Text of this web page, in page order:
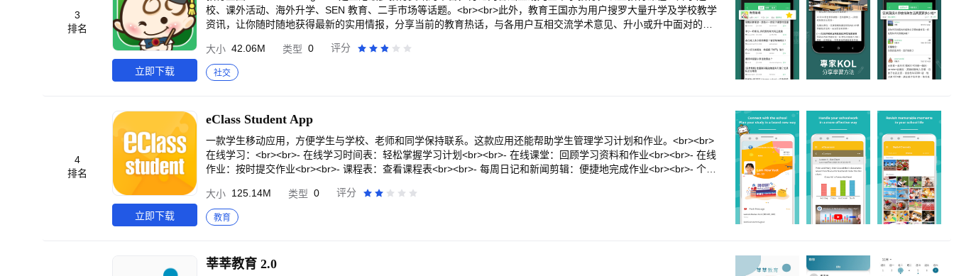
3
排名
立即下载
校、课外活动、海外升学、SEN 教育、二手市场等话题。<br><br>此外，教育王国亦为用户搜罗大量升学及学校教学
资讯，让你随时随地获得最新的实用情报，分享当前的教育热话，与各用户互相交流学术意见、升小或升中面对的问
或面对升中隐忧，都有各路家长分享经验及教育心得<br>2. 专家KOL 分享学习方法 - 专家及网路达人分享独到的学习
方法，帮助小朋友提升学习效率<br>3. 升学攻略 尽览本地海外资讯 - 计划本地升学或海外升学？立即查看各间学校的
评价及学校排名进行分析<br>4. 课外活动 全人身心发展 - 课外活动包罗万有，想发掘小朋友的才能却不知从何入手？
提琴，资源共享下能觅得心头好<br>7. 收藏话题 随睇随倾 - 想随时随地参与个别讨论？个人化收藏功能，一键即可立
即追看热门教育话题<br>8. PM对话 直接即时 - 遇到教育、升学难题？想跟个别用户密密倾？立即使用PM 对话聊天
大小 42.06M 类型 0 评分
社交
4
排名
立即下载
eClass Student App
一款学生移动应用，方便学生与学校、老师和同学保持联系。这款应用还能帮助学生管理学习计划和作业。<br><br>
在线学习：<br><br>- 在线学习时间表：轻松掌握学习计划<br><br>- 在线课堂：回顾学习资料和作业<br><br>- 在线
作业：按时提交作业<br><br>- 课程表：查看课程表<br><br>- 每周日记和新闻剪辑：便捷地完成作业<br><br>- 个人
预订心仪书籍<br><br>学生与学校联系：<br><br>- 推送消息：即时接收学校最新通知和公告<br><br>- 电子邮箱：访
问学校邮箱<br><br>- 学校日历：查看学校日历<br><br>- 数字频道：浏览学校分享的照片和视频<br><br>- 电子PO
S：购买学校提供的产品<br><br>--------------------------------------------------<br><br>* 以上功能取决于学校的订阅计
主管老师确认访问权限。<br><br>-------------------------------------------------- 如需了解更多关于学生应用程序的信息，
请访问“eClass常见问题解答（学生版）”，或通过在线咨询表格联系我们的支持团队。<br><br>https://www.eclass.co
大小 125.14M 类型 0 评分
教育
莘莘教育 2.0